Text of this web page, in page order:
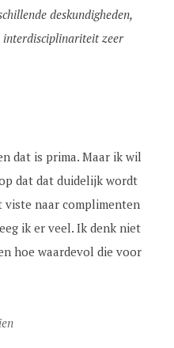
deskundigheden,
zeer
dat is prima. Maar ik wil
dat dat duidelijk wordt
naar complimenten
ik er veel. Ik denk niet
hoe waardevol die voor